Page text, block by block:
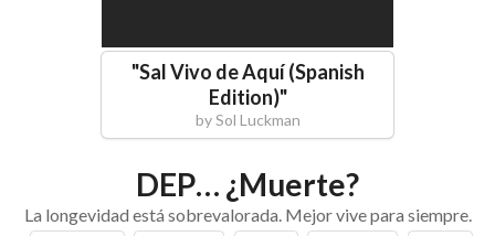
"Sal Vivo de Aquí (Spanish
Edition)"
bySol Luckman
DEP… ¿Muerte?
La longevidad está sobrevalorada. Mejor vive para siempre.